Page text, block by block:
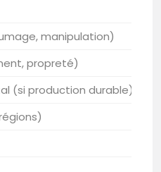
manipulation)
propreté)
(si production durable)